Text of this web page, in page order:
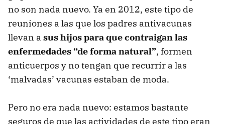
no son nada nuevo. Ya en 2012, este tipo de
reuniones a las que los padres antivacunas
llevan a sus hijos para que contraigan las
enfermedades “de forma natural”, formen
anticuerpos y no tengan que recurrir a las
‘malvadas’ vacunas estaban de moda.
Pero no era nada nuevo: estamos bastante
seguros de que las actividades de este tipo eran